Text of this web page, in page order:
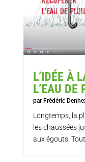
L’IDÉE À
L’EAU DE
par Frédéric
Longtemps, la
les chaussées
aux égouts. Tout